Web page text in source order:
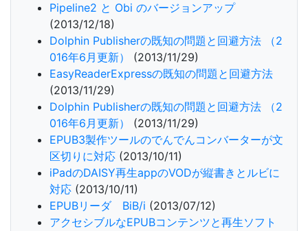
Pipeline2 と Obi のバージョンアップ
(2013/12/18)
Dolphin Publisherの既知の問題と回避方法 （2
016年6月更新）
(2013/11/29)
EasyReaderExpressの既知の問題と回避方法
(2013/11/29)
Dolphin Publisherの既知の問題と回避方法 （2
016年6月更新）
(2013/11/29)
EPUB3製作ツールのでんでんコンバーターが文
区切りに対応 (2013/10/11)
iPadのDAISY再生appのVODが縦書きとルビに
対応 (2013/10/11)
EPUBリーダ BiB/i (2013/07/12)
アクセシブルなEPUBコンテンツと再生ソフト